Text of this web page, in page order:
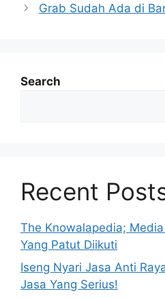
Grab Sudah Ada di
Search
Recent
The Knowalapedia;
Yang Patut Diikuti
Iseng Nyari Jasa Anti
Jasa Yang Serius!